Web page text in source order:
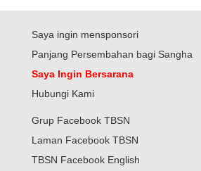
Saya ingin mensponsori
Panjang Persembahan bagi Sangha
Saya Ingin Bersarana
Hubungi Kami
Grup Facebook TBSN
Laman Facebook TBSN
TBSN Facebook English